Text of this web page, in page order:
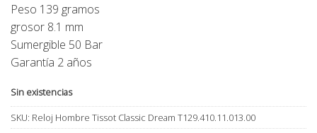
Peso 139 gramos
grosor 8.1 mm
Sumergible 50 Bar
Garantía 2 años
Sin existencias
SKU: Reloj Hombre Tissot Classic Dream T129.410.11.013.00